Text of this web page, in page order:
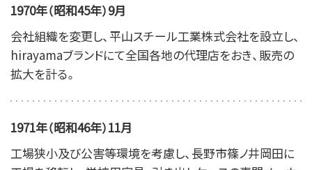
1970年（昭和45年）9月
会社組織を変更し、平山スチール工業株式会社を設立し、
hirayamaブランドにて全国各地の代理店をおき、販売の
拡大を計る。
1971年（昭和46年）11月
工場狭小及び公害等環境を考慮し、長野市篠ノ井岡田に